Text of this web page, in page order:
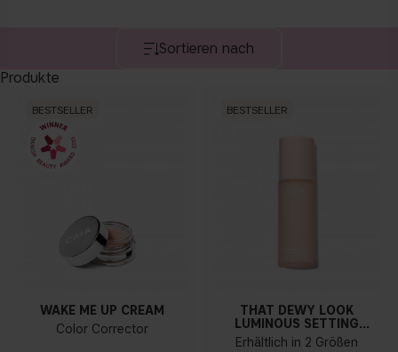
Sortieren nach
Produkte
BESTSELLER
WAKE ME UP CREAM
Color Corrector
BESTSELLER
THAT DEWY LOOK
LUMINOUS SETTING
SPRAY
Erhältlich in 2 Größen